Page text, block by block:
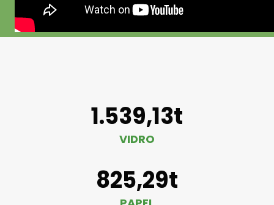
1.539,13t
VIDRO
825,29t